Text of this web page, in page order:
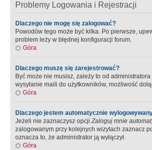
Problemy Logowania i Rejestracji
Dlaczego nie mogę się zalogować?
Powodów tego może być kilka. Po pierwsze,
problem leży w błędnej konfiguracji forum.
Góra
Dlaczego muszę się zarejestrować?
Być może nie musisz, zależy to od
wysyłanie maili do użytkowników, możliwość
Góra
Dlaczego jestem automatycznie
Jeżeli nie zaznaczysz opcjiZaloguj mnie
zalogowanym przy kolejnych wizytach zaznacz
oznacza to, że administrator ją wyłączył.
Góra